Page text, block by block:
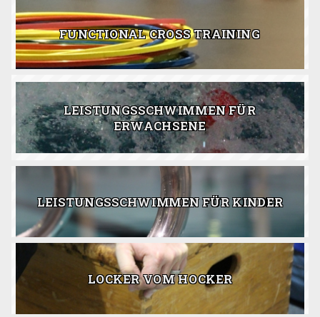
FUNCTIONAL CROSS TRAINING
LEISTUNGSSCHWIMMEN FÜR
ERWACHSENE
LEISTUNGSSCHWIMMEN FÜR KINDER
LOCKER VOM HOCKER